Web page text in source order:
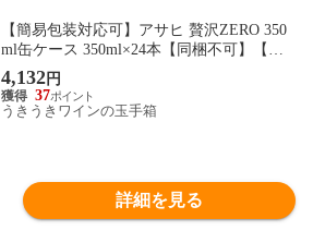
【簡易包装対応可】アサヒ 贅沢ZERO 350
ml缶ケース 350ml×24本【同梱不可】【代
引不可】
4,132円
37
うきうきワインの玉手箱
詳細を見る